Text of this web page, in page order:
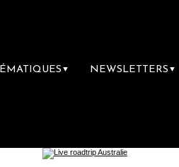
▼ NEWSLETTERS ▼